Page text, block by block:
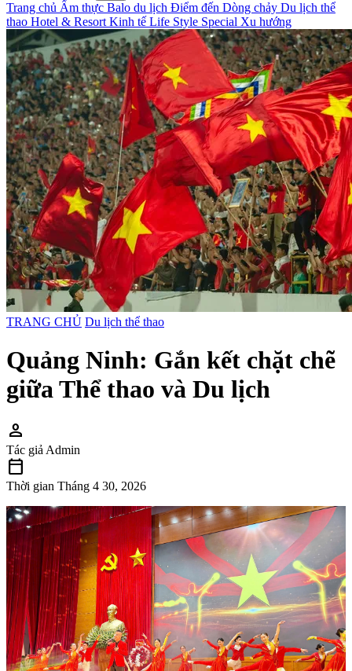
Trang chủ Ẩm thực Balo du lịch Điểm đến Dòng chảy Du lịch thể
thao Hotel & Resort Kinh tế Life Style Special Xu hướng
TRANG CHỦ Du lịch thể thao
Quảng Ninh: Gắn kết chặt chẽ
giữa Thể thao và Du lịch
person
Tác giả Admin
calendar_today
Thời gian Tháng 4 30, 2026